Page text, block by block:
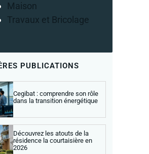
Maison
Travaux et Bricolage
PUBLICATIONS
Cegibat : comprendre son rôle
dans la transition énergétique
Découvrez les atouts de la
résidence la courtaisière en
2026